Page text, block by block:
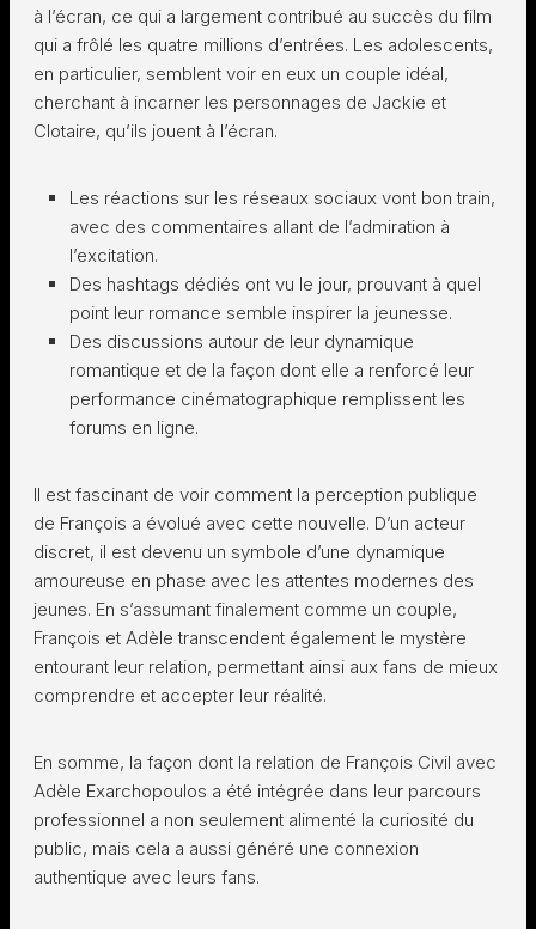
à l’écran, ce qui a largement contribué au succès du film
qui a frôlé les quatre millions d’entrées. Les adolescents,
en particulier, semblent voir en eux un couple idéal,
cherchant à incarner les personnages de Jackie et
Clotaire, qu’ils jouent à l’écran.
Les réactions sur les réseaux sociaux vont bon train,
avec des commentaires allant de l’admiration à
l’excitation.
Des hashtags dédiés ont vu le jour, prouvant à quel
point leur romance semble inspirer la jeunesse.
Des discussions autour de leur dynamique
romantique et de la façon dont elle a renforcé leur
performance cinématographique remplissent les
forums en ligne.
Il est fascinant de voir comment la perception publique
de François a évolué avec cette nouvelle. D’un acteur
discret, il est devenu un symbole d’une dynamique
amoureuse en phase avec les attentes modernes des
jeunes. En s’assumant finalement comme un couple,
François et Adèle transcendent également le mystère
entourant leur relation, permettant ainsi aux fans de mieux
comprendre et accepter leur réalité.
En somme, la façon dont la relation de François Civil avec
Adèle Exarchopoulos a été intégrée dans leur parcours
professionnel a non seulement alimenté la curiosité du
public, mais cela a aussi généré une connexion
authentique avec leurs fans.